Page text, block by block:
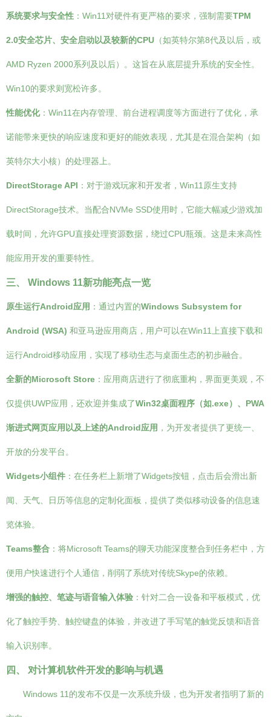
系统要求与安全性 ：Win11对硬件有更严格的要求，强制需要TPM
2.0安全芯片、安全启动以及较新的CPU （如英特尔第8代及以后，或
AMD Ryzen 2000系列及以后）。这旨在从底层提升系统的安全性。
Win10的要求则宽松许多。
性能优化：Win11在内存管理、前台进程调度等方面进行了优化，承
诺能带来更快的响应速度和更好的能效表现，尤其是在混合架构（如
英特尔大小核）的处理器上。
DirectStorage API ：对于游戏玩家和开发者，Win11原生支持
DirectStorage技术。当配合NVMe SSD使用时，它能大幅减少游戏加
载时间，允许GPU直接处理资源数据，绕过CPU瓶颈。这是未来高性
能应用开发的重要特性。
三、 Windows 11新功能亮点一览
原生运行Android应用 ：通过内置的Windows Subsystem for
Android (WSA) 和亚马逊应用商店，用户可以在Win11上直接下载和
运行Android移动应用，实现了移动生态与桌面生态的初步融合。
全新的Microsoft Store ：应用商店进行了彻底重构，界面更美观，不
仅提供UWP应用，还欢迎并集成了Win32桌面程序（如.exe）、PWA
渐进式网页应用以及上述的Android应用 ，为开发者提供了更统一、
开放的分发平台。
Widgets小组件 ：在任务栏上新增了Widgets按钮，点击后会滑出新
闻、天气、日历等信息的定制化面板，提供了类似移动设备的信息速
览体验。
Teams整合 ：将Microsoft Teams的聊天功能深度整合到任务栏中，方
便用户快速进行个人通信，削弱了系统对传统Skype的依赖。
增强的触控、笔迹与语音输入体验 ：针对二合一设备和平板模式，优
化了触控手势、触控键盘的体验，并改进了手写笔的触觉反馈和语音
输入识别率。
四、 对计算机软件开发的影响与机遇
Windows 11的发布不仅是一次系统升级，也为开发者指明了新的